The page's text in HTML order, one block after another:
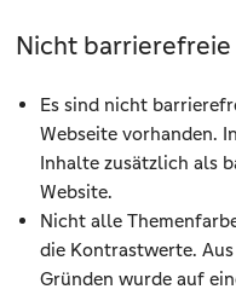
Nicht
Es sind nicht
Webseite vorhanden.
Inhalte zusätzlich als
Website.
Nicht alle
die Kontrastwerte.
Gründen wurde auf